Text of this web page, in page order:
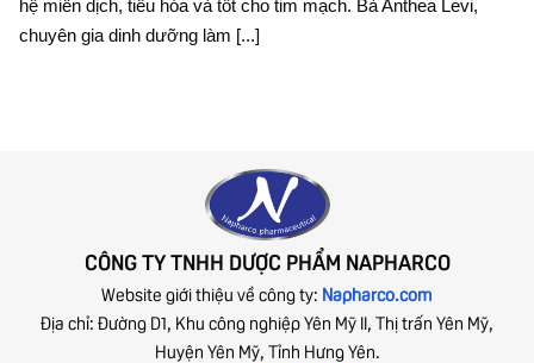
hệ miễn dịch, tiêu hóa và tốt cho tim mạch. Bà Anthea Levi,
chuyên gia dinh dưỡng làm [...]
CÔNG TY TNHH DƯỢC PHẨM NAPHARCO
Website giới thiệu về công ty: Napharco.com
Địa chỉ: Đường D1, Khu công nghiệp Yên Mỹ II, Thị trấn Yên Mỹ,
Huyện Yên Mỹ, Tỉnh Hưng Yên.